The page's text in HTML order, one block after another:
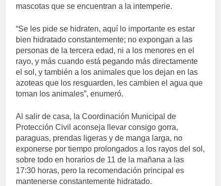
mascotas que se encuentran a la intemperie.
“Se les pide se hidraten, aquí lo importante es estar
bien hidratado constantemente; no expongan a las
personas de la tercera edad, ni a los menores en el
rayo, y más cuando está pegando más directamente
el sol, y también a los animales que los dejan en las
azoteas que los resguarden, les cambien el agua que
toman los animales”, enumeró.
Al salir de casa, la Coordinación Municipal de
Protección Civil aconseja llevar consigo gorra,
paraguas, prendas ligeras y de manga larga, no
exponerse por tiempo prolongados a los rayos del sol,
sobre todo en horarios de 11 de la mañana a las
17:30 horas, pero la recomendación principal es
mantenerse constantemente hidratado.